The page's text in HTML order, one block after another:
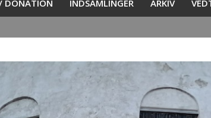
DONATION INDSAMLINGER ARKIV